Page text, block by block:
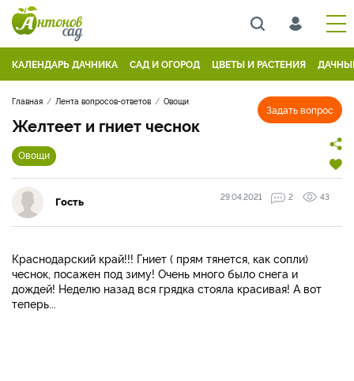
КАЛЕНДАРЬ ДАЧНИКА САД И ОГОРОД ЦВЕТЫ И РАСТЕНИЯ
Задать вопрос
Главная Лента вопросов-ответов Овощи
Желтеет и гниет чеснок
Овощи
Гость 29.04.2021 2 43
Краснодарский край!!! Гниет ( прям тянется, как сопли)
чеснок, посажен под зиму! Очень много было снега и
дождей! Неделю назад вся грядка стояла красивая! А вот
теперь...